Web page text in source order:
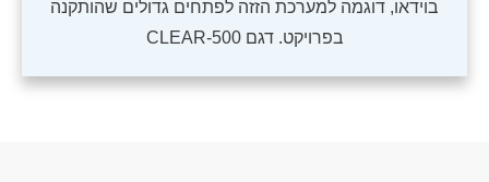
בוידאו, דוגמה למערכת הזזה לפתחים גדולים שהותקנה
בפרויקט. דגם CLEAR-500